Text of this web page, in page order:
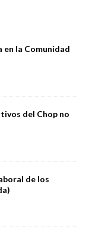
en la Comunidad
del Chop no
de los